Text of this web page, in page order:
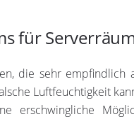
für
die sehr empfindlich
Luftfeuchtigkeit
erschwingliche